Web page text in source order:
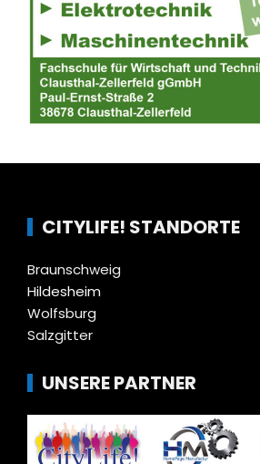
CITYLIFE! STANDORTE
Braunschweig
Hildesheim
Wolfsburg
Salzgitter
UNSERE PARTNER